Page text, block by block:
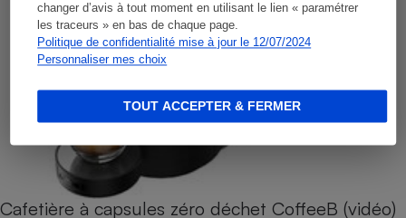
changer d’avis à tout moment en utilisant le lien « paramétrer
les traceurs » en bas de chaque page.
Politique de confidentialité mise à jour le 12/07/2024
Personnaliser mes choix
TOUT ACCEPTER & FERMER
Cafetière à capsules zéro déchet CoffeeB (vidéo)